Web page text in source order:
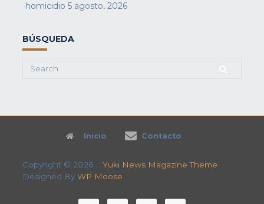
homicidio 5 agosto, 2026
BÚSQUEDA
Search
Inicio Contacto
Copyright © 2026 Yuki News Magazine Theme
Designed By WP Moose